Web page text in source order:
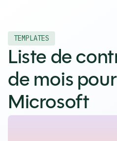
TEMPLATES
Liste de
de mois
Microsoft